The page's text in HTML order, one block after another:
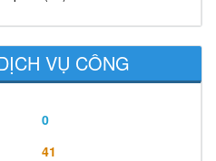
VỤ CÔNG
0
41